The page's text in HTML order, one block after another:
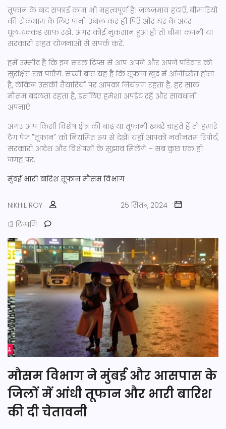
तूफान के बाद सफाई काम भी महत्वपूर्ण है। जलजमाव हटाएँ, बीमारियों
की रोकथाम के लिए पानी उबाल कर ही पिएँ और घर के अंदर
धूल‑धक्कड़ साफ़ रखें. अगर कोई नुकसान हुआ हो तो बीमा कंपनी या
सरकारी राहत योजनाओं से संपर्क करें.
हमें उम्मीद है कि इन सरल टिप्स से आप अपने और अपने परिवार को
सुरक्षित रख पाएँगे. सच्ची बात यह है कि तूफ़ान खुद में अनिच्छित होता
है, लेकिन उसकी तैयारियों पर आपका नियंत्रण रहता है. हर साल
मौसम बदलता रहता है, इसलिए हमेशा अपडेट रहें और सावधानी
अपनाएँ.
अगर आप किसी विशेष क्षेत्र की बाढ़ या तूफानी खबरें चाहते हैं तो हमारे
टैग पेज "तूफान" को नियमित रूप से देखें। यहाँ आपको नवीनतम रिपोर्ट,
सरकारी आदेश और विशेषज्ञों के सुझाव मिलेंगे – सब कुछ एक ही
जगह पर.
मुंबई भारी बारिश तूफान मौसम विभाग
NIKHIL ROY
25 सित॰, 2024
13 टिप्पणि
मौसम विभाग ने मुंबई और आसपास के
जिलों में आंधी तूफान और भारी बारिश
की दी चेतावनी